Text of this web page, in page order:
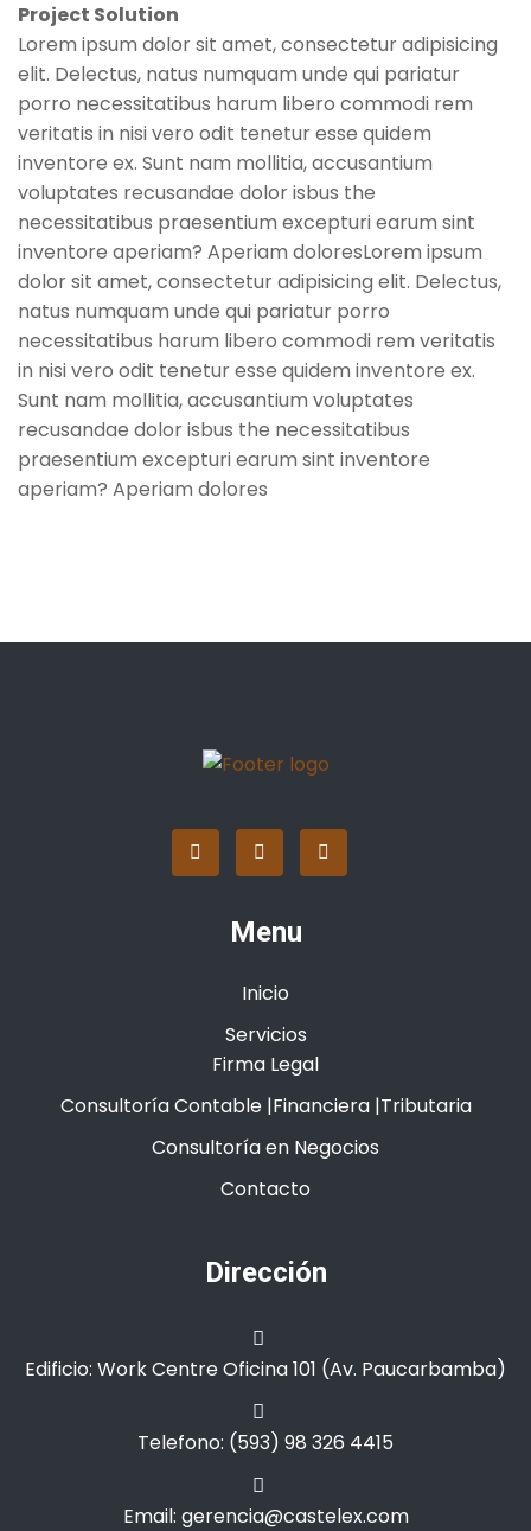
Project Solution
Lorem ipsum dolor sit amet, consectetur adipisicing
elit. Delectus, natus numquam unde qui pariatur
porro necessitatibus harum libero commodi rem
veritatis in nisi vero odit tenetur esse quidem
inventore ex. Sunt nam mollitia, accusantium
voluptates recusandae dolor isbus the
necessitatibus praesentium excepturi earum sint
inventore aperiam? Aperiam doloresLorem ipsum
dolor sit amet, consectetur adipisicing elit. Delectus,
natus numquam unde qui pariatur porro
necessitatibus harum libero commodi rem veritatis
in nisi vero odit tenetur esse quidem inventore ex.
Sunt nam mollitia, accusantium voluptates
recusandae dolor isbus the necessitatibus
praesentium excepturi earum sint inventore
aperiam? Aperiam dolores
Menu
Inicio
Servicios
Firma Legal
Consultoría Contable |Financiera |Tributaria
Consultoría en Negocios
Contacto
Dirección
Edificio: Work Centre Oficina 101 (Av. Paucarbamba)
Telefono: (593) 98 326 4415
Email: gerencia@castelex.com